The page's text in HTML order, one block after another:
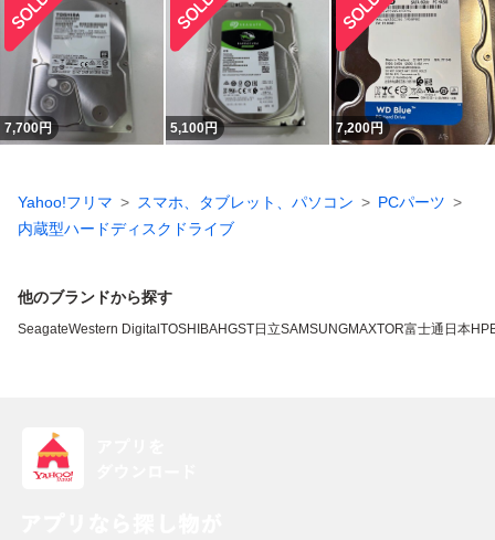
7,700円 5,100円 7,200円
Yahoo!フリマ スマホ、タブレット、パソコン
PCパーツ
内蔵型ハードディスクドライブ
他のブランドから探す
SeagateWestern Digital TOSHIBAHGST日立SAMSUNGMAXTOR富士通 日本HP